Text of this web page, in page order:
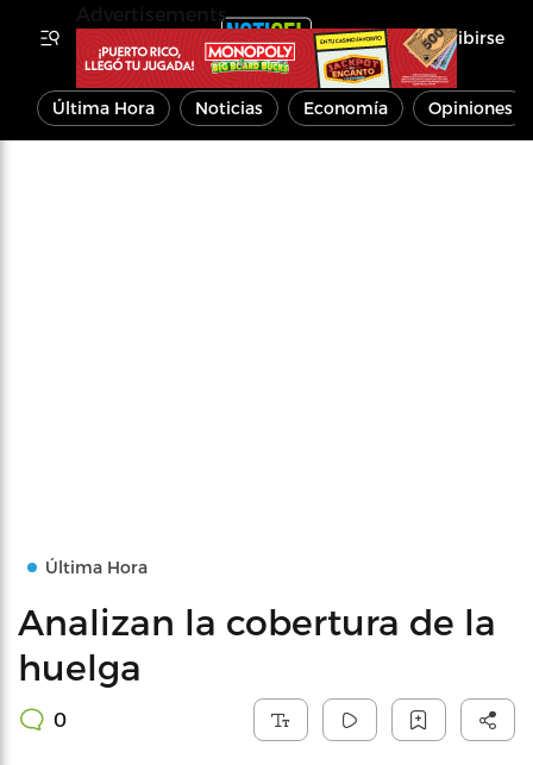
Inscribirse
Última Hora Noticias Economía Opiniones
Última Hora
Analizan la cobertura de la
huelga
0
Advertisements